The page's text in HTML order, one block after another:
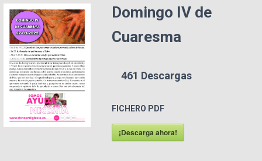
Domingo IV de
Cuaresma
461 Descargas
FICHERO PDF
¡Descarga ahora!